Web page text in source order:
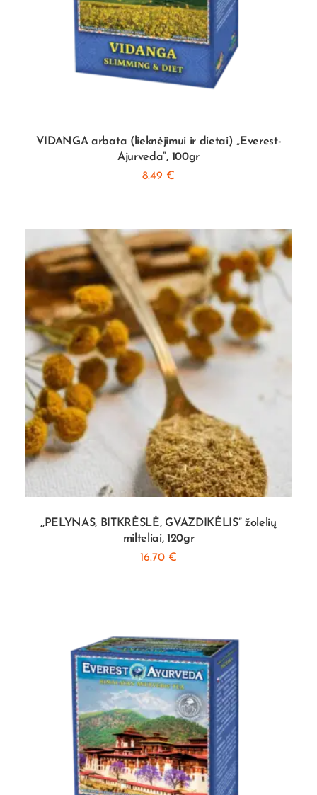
VIDANGA arbata (lieknėjimui ir dietai) „Everest-
Ajurveda”, 100gr
8.49 €
,,PELYNAS, BITKRĖSLĖ, GVAZDIKĖLIS” žolelių
milteliai, 120gr
16.70 €